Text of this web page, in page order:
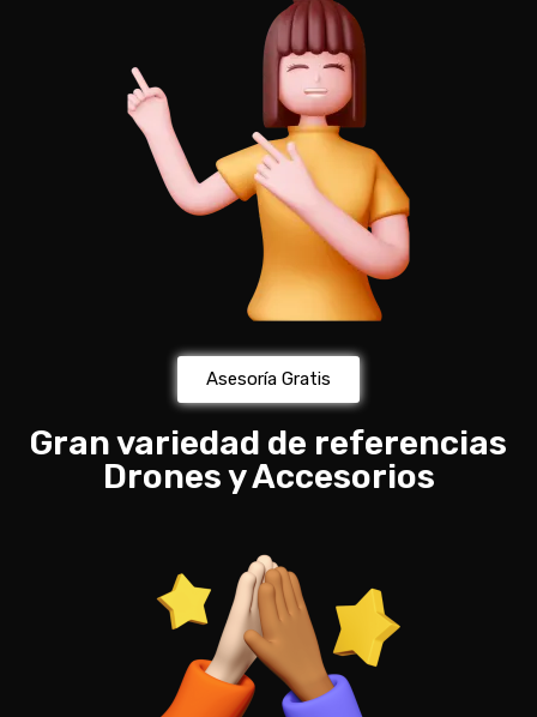
Asesoría Gratis
Gran variedad de referencias
Drones y Accesorios